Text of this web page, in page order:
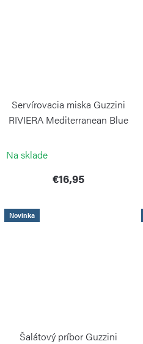
Servírovacia miska Guzzini
RIVIERA Mediterranean Blue
Na sklade
€16,95
Novinka
Šalátový príbor Guzzini